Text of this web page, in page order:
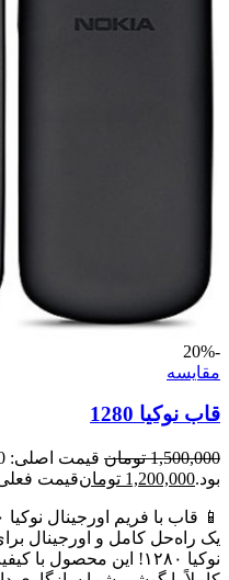
-20%
مقايسه
قاب نوکیا 1280
1,500,000 تومان
بود.1,200,000 تومانقیمت فعلی: 1,200,000
📱 قاب با فریم اورجینال نوکیا ۱۲۸۰
یک راه‌حل کامل و اورجینال
نوکیا ۱۲۸۰! این